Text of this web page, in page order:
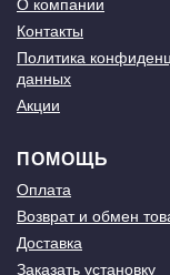
О компании
Контакты
Политика
данных
Акции
ПОМОЩЬ
Оплата
Возврат и обмен
Доставка
Заказать установку